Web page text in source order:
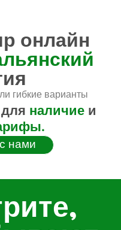
онлайн
гибкие варианты
наличие и
нами